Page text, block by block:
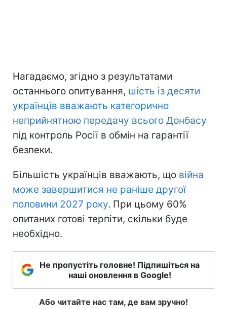
Нагадаємо, згідно з результатами
останнього опитування, шість із десяти
українців вважають категорично
неприйнятною передачу всього Донбасу
під контроль Росії в обмін на гарантії
безпеки.
Більшість українців вважають, що війна
може завершитися не раніше другої
половини 2027 року. При цьому 60%
опитаних готові терпіти, скільки буде
необхідно.
Не пропустіть головне! Підпишіться на
наші оновлення в Google!
Або читайте нас там, де вам зручно!